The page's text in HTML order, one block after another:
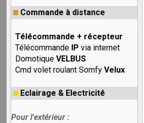
Commande à distance
Télécommande + récepteur
Télécommande IP via internet
DomotiqueVELBUS
Cmd volet roulant SomfyVelux
Eclairage & Electricité
Pour l'extérieur :